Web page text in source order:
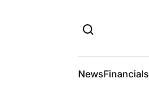
NewsFinancials